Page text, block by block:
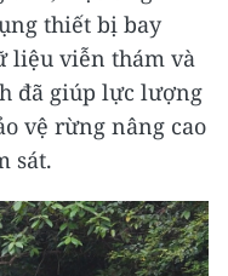
thiết bị bay
liệu viễn thám và
đã giúp lực lượng
vệ rừng nâng cao
sát.